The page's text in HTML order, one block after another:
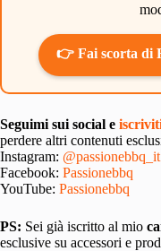
👉 Fai scorta di
Seguimi sui social e
perdere altri contenuti
Instagram: @passionebbq_it
Facebook: Passionebbq
YouTube: Passionebbq
PS: Sei già iscritto al mio
esclusive su accessori e